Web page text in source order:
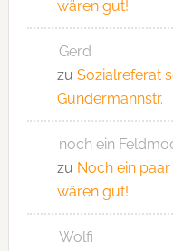
wären gut!
Gerd
zu Sozialreferat
Gundermannstr.
noch ein
zu Noch ein
wären gut!
Wolfi